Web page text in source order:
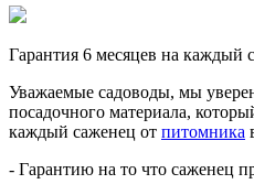
Гарантия 6 месяцев на каждый
Уважаемые садоводы, мы
посадочного материала,
каждый саженец от питомника
- Гарантию на то что саженец